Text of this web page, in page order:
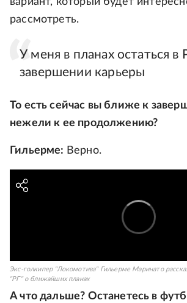
рассмотреть.
У меня в планах остаться в
завершении карьеры
То есть сейчас вы ближе к
нежели к ее продолжению?
Гильерме: Верно.
Экс-голкипер "Локомотива" Гильерме Маринато
"РГ" о ближайших планах
А что дальше? Останетесь в